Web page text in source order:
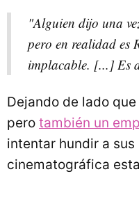
"Alguien dijo una
pero en realidad es
implacable. [...] Es
Dejando de lado que
pero también un
intentar hundir a
cinematográfica